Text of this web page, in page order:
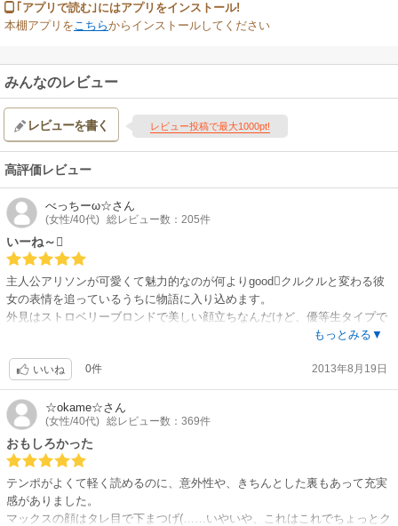
｢アプリで読む｣にはアプリをインストール!
本棚アプリをこちらからインストールしてください
みんなのレビュー
レビューを書く レビュー投稿で最大1000pt!
高評価レビュー
べっちーω☆さん
(女性/40代) 総レビュー数：205件
いーね～
主人公アリソンが可愛くて魅力的なのが何よりgoodクルクルと変わる彼
女の表情を追っているうちに物語に入り込めます。
外見はストロベリーブロンドで美しい顔立ちなんだけど、優等生タイプで
顔を真っ赤にして一生懸命にマックスにあらがっちゃう感じがキュート
に腕押し状態なのがかえって微笑ましい。
自分の思惑とは違う方向にトントンと話が進み、マックスに惹かれながら
も不安を消せないアリソンの気持ちもよく分かるし、亡くなった奥さんの
ことも気になる。
でも、最後まで読めばすっきりと納得出来ました。
この後も２人愛し合って子宝に恵まれるんだろーなーと未来の幸せも想像
できて読後も良い余韻に浸れます。
もっとみる▼
いいね 0件 2013年8月19日
☆okame☆さん
(女性/40代) 総レビュー数：369件
おもしろかった
テンポがよくて軽く読めるのに、意外性や、きちんとした裏もあって充実
感がありました。
マックスの顔はタレ目で下まつげ(……いやいや、これはこれでちょっとク